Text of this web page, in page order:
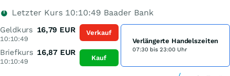
Letzter Kurs 10:10:49 Baader Bank
Geldkurs
10:10:49
16,79 EUR
Briefkurs
10:10:49
16,87 EUR
Verkauf
Kauf
Verlängerte Handelszeiten
07:30 bis 23:00 Uhr